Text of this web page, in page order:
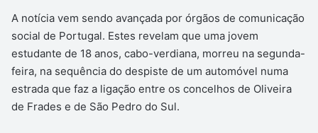
A notícia vem sendo avançada por órgãos de comunicação
social de Portugal. Estes revelam que uma jovem
estudante de 18 anos, cabo-verdiana, morreu na segunda-
feira, na sequência do despiste de um automóvel numa
estrada que faz a ligação entre os concelhos de Oliveira
de Frades e de São Pedro do Sul.